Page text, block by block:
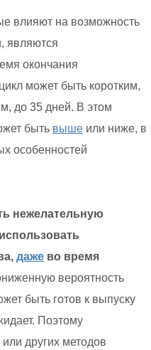
влияют на возможность
являются
окончания
может быть коротким,
до 35 дней. В этом
быть выше или ниже, в
особенностей
нежелательную
использовать
даже во время
вероятность
быть готов к выпуску
Поэтому
других методов